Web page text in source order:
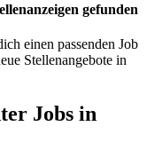
gefunden
einen passenden Job
Stellenangebote in
Jobs in